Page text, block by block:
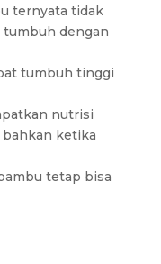
ternyata tidak
dengan
tumbuh tinggi
nutrisi
bahkan ketika
tetap bisa